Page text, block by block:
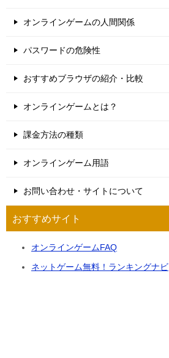
オンラインゲームの人間関係
パスワードの危険性
おすすめブラウザの紹介・比較
オンラインゲームとは？
課金方法の種類
オンラインゲーム用語
お問い合わせ・サイトについて
おすすめサイト
オンラインゲームFAQ
ネットゲーム無料！ランキングナビ